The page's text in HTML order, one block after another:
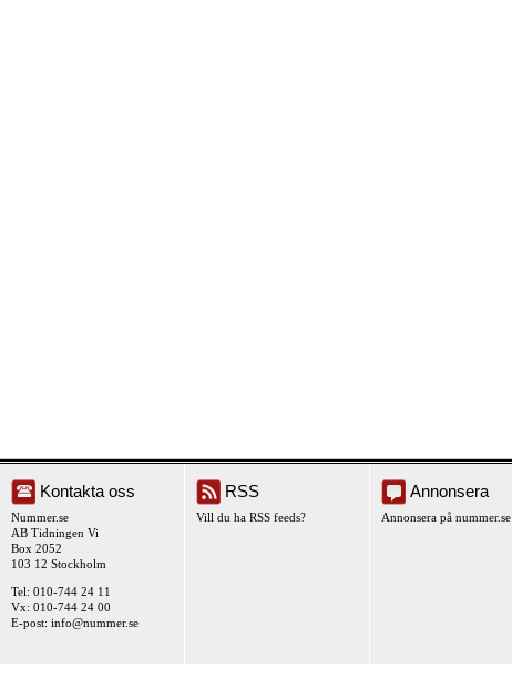
Kontakta oss
Nummer.se
AB Tidningen Vi
Box 2052
103 12 Stockholm
Tel: 010-744 24 11
Vx: 010-744 24 00
E-post: info@nummer.se
RSS
Vill du ha RSS feeds?
Annonsera
Annonsera på nummer.se